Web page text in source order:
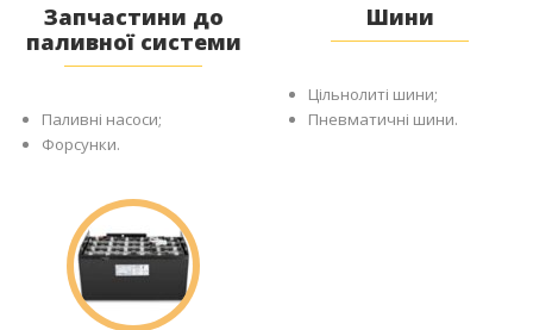
Запчастини до
паливної системи
Паливні насоси;
Форсунки.
Шини
Цільнолиті шини;
Пневматичні шини.